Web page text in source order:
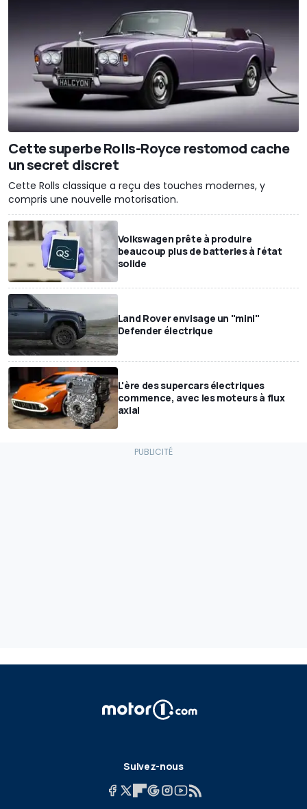
Cette superbe Rolls-Royce restomod cache
un secret discret
Cette Rolls classique a reçu des touches modernes, y
compris une nouvelle motorisation.
Volkswagen prête à produire
beaucoup plus de batteries à l'état
solide
Land Rover envisage un "mini"
Defender électrique
L'ère des supercars électriques
commence, avec les moteurs à flux
axial
Suivez-nous